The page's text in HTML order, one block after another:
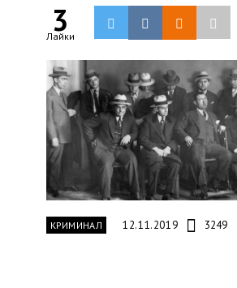
3
Лайки
КРИМИНАЛ 12.11.2019 3249